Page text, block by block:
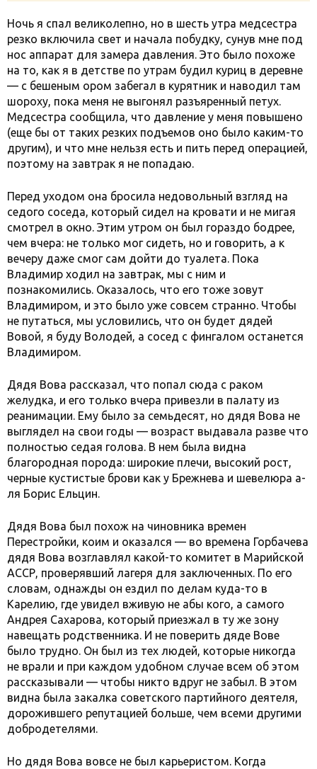
Ночь я спал великолепно, но в шесть утра медсестра
резко включила свет и начала побудку, сунув мне под
нос аппарат для замера давления. Это было похоже
на то, как я в детстве по утрам будил куриц в деревне
— с бешеным ором забегал в курятник и наводил там
шороху, пока меня не выгонял разъяренный петух.
Медсестра сообщила, что давление у меня повышено
(еще бы от таких резких подъемов оно было каким-то
другим), и что мне нельзя есть и пить перед операцией,
поэтому на завтрак я не попадаю.
Перед уходом она бросила недовольный взгляд на
седого соседа, который сидел на кровати и не мигая
смотрел в окно. Этим утром он был гораздо бодрее,
чем вчера: не только мог сидеть, но и говорить, а к
вечеру даже смог сам дойти до туалета. Пока
Владимир ходил на завтрак, мы с ним и
познакомились. Оказалось, что его тоже зовут
Владимиром, и это было уже совсем странно. Чтобы
не путаться, мы условились, что он будет дядей
Вовой, я буду Володей, а сосед с фингалом останется
Владимиром.
Дядя Вова рассказал, что попал сюда с раком
желудка, и его только вчера привезли в палату из
реанимации. Ему было за семьдесят, но дядя Вова не
выглядел на свои годы — возраст выдавала разве что
полностью седая голова. В нем была видна
благородная порода: широкие плечи, высокий рост,
черные кустистые брови как у Брежнева и шевелюра а-
ля Борис Ельцин.
Дядя Вова был похож на чиновника времен
Перестройки, коим и оказался — во времена Горбачева
дядя Вова возглавлял какой-то комитет в Марийской
АССР, проверявший лагеря для заключенных. По его
словам, однажды он ездил по делам куда-то в
Карелию, где увидел вживую не абы кого, а самого
Андрея Сахарова, который приезжал в ту же зону
навещать родственника. И не поверить дяде Вове
было трудно. Он был из тех людей, которые никогда
не врали и при каждом удобном случае всем об этом
рассказывали — чтобы никто вдруг не забыл. В этом
видна была закалка советского партийного деятеля,
дорожившего репутацией больше, чем всеми другими
добродетелями.
Но дядя Вова вовсе не был карьеристом. Когда